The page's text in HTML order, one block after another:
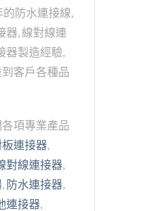
防水連接線,
器, 線對線連
器製造經驗,
客戶各種品
項專業產品
連接器,
對線連接器,
, 防水連接器,
連接器,